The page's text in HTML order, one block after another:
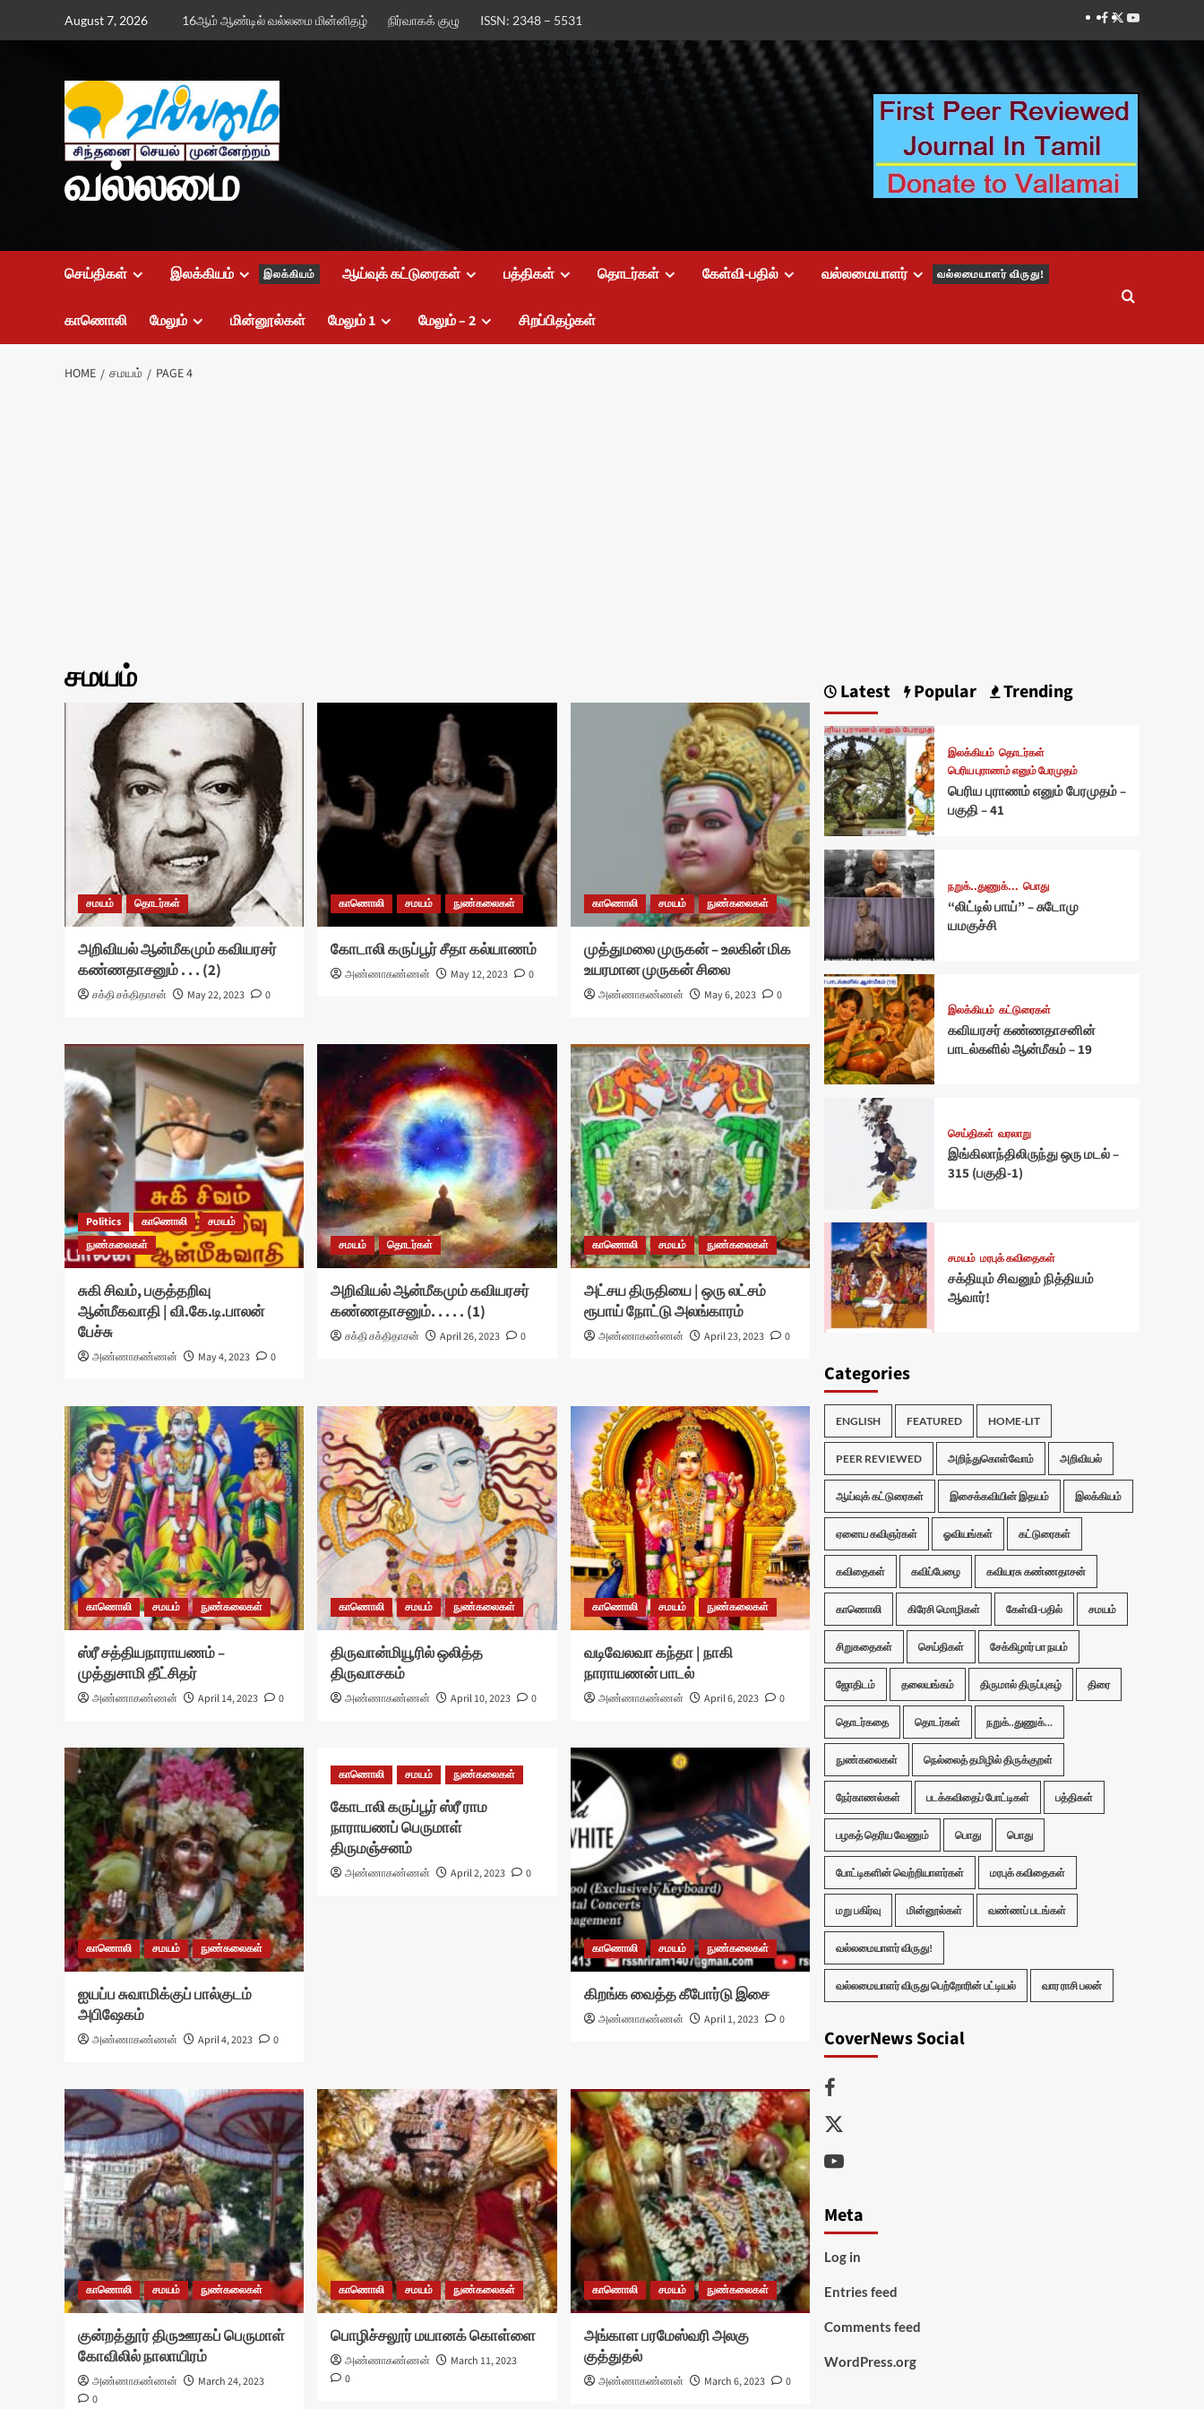
August 7, 2026 16ஆம் ஆண்டில் வல்லமை மின்னிதழ் நிர்வாகக் குழு ISSN: 2348 – 5531 Facebook
TwitterYoutube
வல்லமை
செய்திகள் இலக்கியம் இலக்கியம் ஆய்வுக் கட்டுரைகள் பத்திகள் தொடர்கள் கேள்வி-பதில் வல்லமையாளர் வல்லமையாளர் விருது!
காணொலி மேலும் மின்னூல்கள் மேலும் 1 மேலும் – 2 சிறப்பிதழ்கள்
HOME சமயம் PAGE 4
சமயம்
சமயம் தொடர்கள்
அறிவியல் ஆன்மீகமும் கவியரசர்
கண்ணதாசனும் . . . (2)
சக்தி சக்திதாசன் May 22, 2023 0
காணொலி சமயம் நுண்கலைகள்
கோடாலி கருப்பூர் சீதா கல்யாணம்
அண்ணாகண்ணன் May 12, 2023 0
காணொலி சமயம் நுண்கலைகள்
முத்துமலை முருகன் – உலகின் மிக
உயரமான முருகன் சிலை
அண்ணாகண்ணன் May 6, 2023 0
Politics காணொலி
சமயம்
நுண்கலைகள்
சுகி சிவம், பகுத்தறிவு
ஆன்மீகவாதி | வி.கே.டி.பாலன்
பேச்சு
அண்ணாகண்ணன் May 4, 2023 0
சமயம் தொடர்கள்
அறிவியல் ஆன்மீகமும் கவியரசர்
கண்ணதாசனும். . . . . (1)
சக்தி சக்திதாசன் April 26, 2023 0
காணொலி சமயம் நுண்கலைகள்
அட்சய திருதியை | ஒரு லட்சம்
ரூபாய் நோட்டு அலங்காரம்
அண்ணாகண்ணன் April 23, 2023 0
காணொலி சமயம் நுண்கலைகள்
ஸ்ரீ சத்தியநாராயணம் –
முத்துசாமி தீட்சிதர்
அண்ணாகண்ணன் April 14, 2023 0
காணொலி சமயம் நுண்கலைகள்
திருவான்மியூரில் ஒலித்த
திருவாசகம்
அண்ணாகண்ணன் April 10, 2023 0
காணொலி சமயம் நுண்கலைகள்
வடிவேலவா கந்தா | நாகி
நாராயணன் பாடல்
அண்ணாகண்ணன் April 6, 2023 0
காணொலி சமயம் நுண்கலைகள்
ஐயப்ப சுவாமிக்குப் பால்குடம்
அபிஷேகம்
அண்ணாகண்ணன் April 4, 2023 0
காணொலி சமயம் நுண்கலைகள்
கோடாலி கருப்பூர் ஸ்ரீ ராம
நாராயணப் பெருமாள்
திருமஞ்சனம்
அண்ணாகண்ணன் April 2, 2023 0
காணொலி சமயம் நுண்கலைகள்
கிறங்க வைத்த கீபோர்டு இசை
அண்ணாகண்ணன் April 1, 2023 0
காணொலி சமயம் நுண்கலைகள்
குன்றத்தூர் திருஊரகப் பெருமாள்
கோவிலில் நாலாயிரம்
அண்ணாகண்ணன்
March 24, 2023
0
காணொலி சமயம் நுண்கலைகள்
பொழிச்சலூர் மயானக் கொள்ளை
அண்ணாகண்ணன்
March 11, 2023
0
காணொலி சமயம் நுண்கலைகள்
அங்காள பரமேஸ்வரி அலகு
குத்துதல்
அண்ணாகண்ணன் March 6, 2023 0
Latest Popular Trending
இலக்கியம் தொடர்கள்
பெரிய புராணம் எனும் பேரமுதம்
பெரிய புராணம் எனும் பேரமுதம் –
பகுதி – 41
நறுக்..துணுக்... பொது
“லிட்டில் பாய்” – சுடோமு
யமகுச்சி
இலக்கியம் கட்டுரைகள்
கவியரசர் கண்ணதாசனின்
பாடல்களில் ஆன்மீகம் – 19
செய்திகள் வரலாறு
இங்கிலாந்திலிருந்து ஒரு மடல் –
315 (பகுதி-1)
சமயம் மரபுக் கவிதைகள்
சக்தியும் சிவனும் நித்தியம்
ஆவார்!
Categories
ENGLISH FEATURED HOME-LIT
PEER REVIEWED அறிந்துகொள்வோம் அறிவியல்
ஆய்வுக் கட்டுரைகள் இசைக்கவியின் இதயம் இலக்கியம்
ஏனைய கவிஞர்கள் ஓவியங்கள் கட்டுரைகள்
கவிதைகள் கவிப்பேழை கவியரசு கண்ணதாசன்
காணொலி கிரேசி மொழிகள் கேள்வி-பதில் சமயம்
சிறுகதைகள் செய்திகள் சேக்கிழார் பா நயம்
ஜோதிடம் தலையங்கம் திருமால் திருப்புகழ் திரை
தொடர்கதை தொடர்கள் நறுக்..துணுக்...
நுண்கலைகள் நெல்லைத் தமிழில் திருக்குறள்
நேர்காணல்கள் படக்கவிதைப் போட்டிகள் பத்திகள்
பழகத் தெரிய வேணும் பொது பொது
போட்டிகளின் வெற்றியாளர்கள் மரபுக் கவிதைகள்
மறு பகிர்வு மின்னூல்கள் வண்ணப் படங்கள்
வல்லமையாளர் விருது!
வல்லமையாளர் விருது பெற்றோரின் பட்டியல் வார ராசி பலன்
CoverNews Social
Facebook
Twitter
Youtube
Meta
Log in
Entries feed
Comments feed
WordPress.org